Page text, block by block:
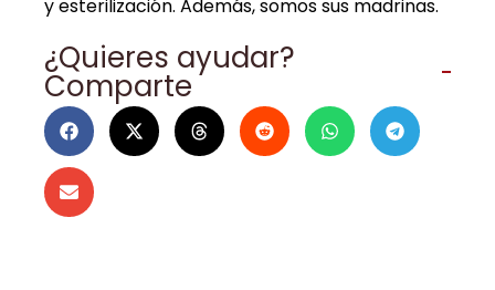
y esterilización. Además, somos sus madrinas.
¿Quieres ayudar?
Comparte